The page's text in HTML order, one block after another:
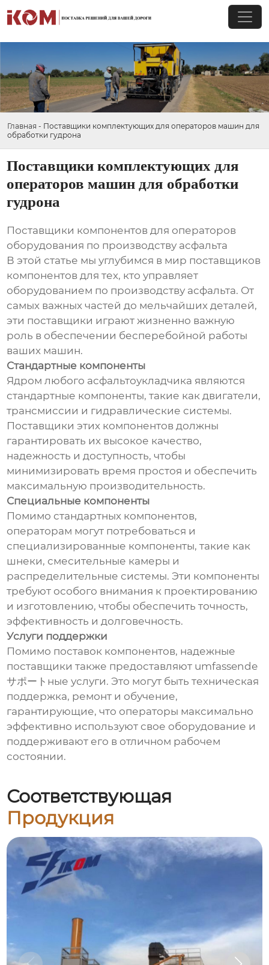
Главная - Поставщики комплектующих для операторов машин для
обработки гудрона
Поставщики комплектующих для
операторов машин для обработки
гудрона
Поставщики компонентов для операторов
оборудования по производству асфальта
В этой статье мы углубимся в мир поставщиков
компонентов для тех, кто управляет
оборудованием по производству асфальта. От
самых важных частей до мельчайших деталей,
эти поставщики играют жизненно важную
роль в обеспечении бесперебойной работы
ваших машин.
Стандартные компоненты
Ядром любого асфальтоукладчика являются
стандартные компоненты, такие как двигатели,
трансмиссии и гидравлические системы.
Поставщики этих компонентов должны
гарантировать их высокое качество,
надежность и доступность, чтобы
минимизировать время простоя и обеспечить
максимальную производительность.
Специальные компоненты
Помимо стандартных компонентов,
операторам могут потребоваться и
специализированные компоненты, такие как
шнеки, смесительные камеры и
распределительные системы. Эти компоненты
требуют особого внимания к проектированию
и изготовлению, чтобы обеспечить точность,
эффективность и долговечность.
Услуги поддержки
Помимо поставок компонентов, надежные
поставщики также предоставляют umfassende
サポートные услуги. Это могут быть техническая
поддержка, ремонт и обучение,
гарантирующие, что операторы максимально
эффективно используют свое оборудование и
поддерживают его в отличном рабочем
состоянии.
Соответствующая
Продукция